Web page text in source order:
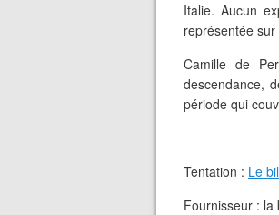
Italie. Aucun
représentée
Camille de
descendance,
période qui
Tentation : Le
Fournisseur : la